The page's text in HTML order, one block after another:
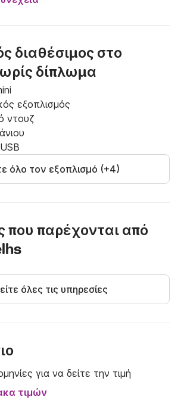
και ντους. Έτος κατασκευής του
στο λιμάνι της Νέας Μαρίνας
να κανονίσουμε τη μεταφορά
με καπετάνιο με επιπλέον
ώρα.
καύσιμα.
διαθέσιμος στο
δίπλωμα
εξοπλισμός
ντουζ
όλο τον εξοπλισμό (+4)
που παρέχονται από
όλες τις υπηρεσίες
για να δείτε την τιμή
τιμών